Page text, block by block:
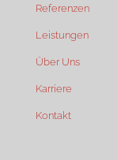
Referenzen
Leistungen
Über Uns
Karriere
Kontakt